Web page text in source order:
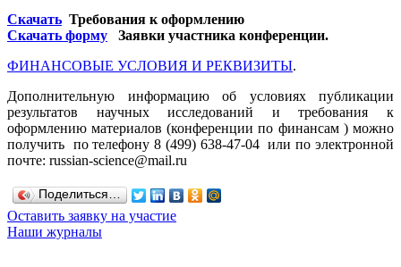
Скачать Требования к оформлению
Скачать форму Заявки участника конференции.
ФИНАНСОВЫЕ УСЛОВИЯ И РЕКВИЗИТЫ.
Дополнительную информацию об условиях публикации
результатов научных исследований и требования к
оформлению материалов (конференции по финансам ) можно
получить по телефону 8 (499) 638-47-04 или по электронной
почте: russian-science@mail.ru
Поделиться…
Оставить заявку на участие
Наши журналы